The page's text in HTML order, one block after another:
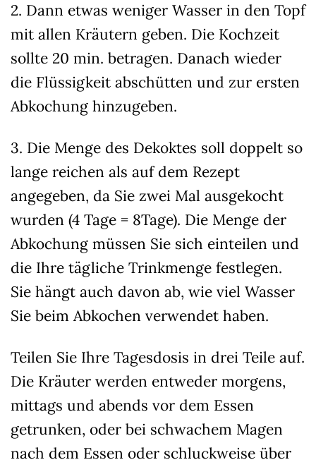
2. Dann etwas weniger Wasser in den Topf
mit allen Kräutern geben. Die Kochzeit
sollte 20 min. betragen. Danach wieder
die Flüssigkeit abschütten und zur ersten
Abkochung hinzugeben.
3. Die Menge des Dekoktes soll doppelt so
lange reichen als auf dem Rezept
angegeben, da Sie zwei Mal ausgekocht
wurden (4 Tage = 8Tage). Die Menge der
Abkochung müssen Sie sich einteilen und
die Ihre tägliche Trinkmenge festlegen.
Sie hängt auch davon ab, wie viel Wasser
Sie beim Abkochen verwendet haben.
Teilen Sie Ihre Tagesdosis in drei Teile auf.
Die Kräuter werden entweder morgens,
mittags und abends vor dem Essen
getrunken, oder bei schwachem Magen
nach dem Essen oder schluckweise über
Datenschutzerklärung Impressum